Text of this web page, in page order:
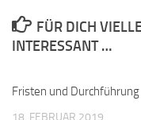
FÜR DICH
INTERESSANT …
Fristen und Durchführung
18. FEBRUAR 2019